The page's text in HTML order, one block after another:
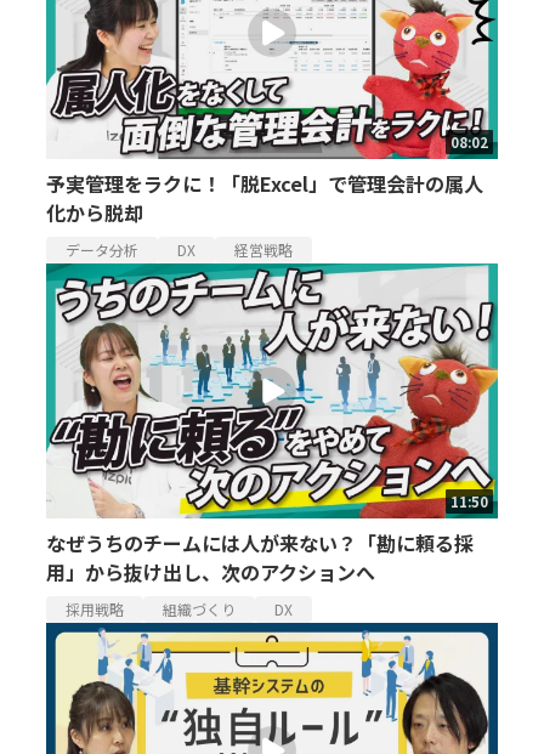
08:02
予実管理をラクに！「脱Excel」で管理会計の属人
化から脱却
データ分析 DX 経営戦略
11:50
なぜうちのチームには人が来ない？「勘に頼る採
用」から抜け出し、次のアクションへ
採用戦略 組織づくり DX